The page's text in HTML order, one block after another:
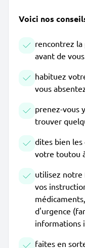
Voici nos
rencontrez la
avant de
habituez
vous
prenez-vous
trouver
dites bien les
votre toutou
utilisez notre
vos
d'urgence
informations
faites en